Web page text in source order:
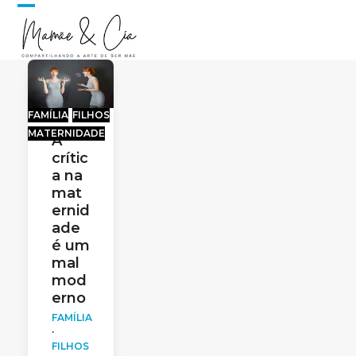
Skip
content
Open
mobile
menu
Close
mobile
menu
FAMÍLIA FILHOS
MATERNIDADE
A
crític
a na
mat
ernid
ade
é um
mal
mod
erno
FAMÍLIA
·
FILHOS